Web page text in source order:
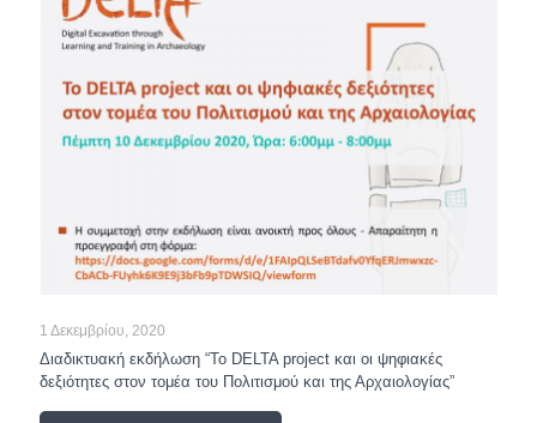
1 Δεκεμβρίου, 2020
Διαδικτυακή εκδήλωση “To DELTA project και οι ψηφιακές
δεξιότητες στον τομέα του Πολιτισμού και της Αρχαιολογίας”